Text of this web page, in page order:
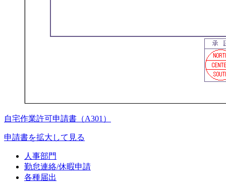
自宅作業許可申請書（A301）
申請書を拡大して見る
人事部門
勤怠連絡/休暇申請
各種届出